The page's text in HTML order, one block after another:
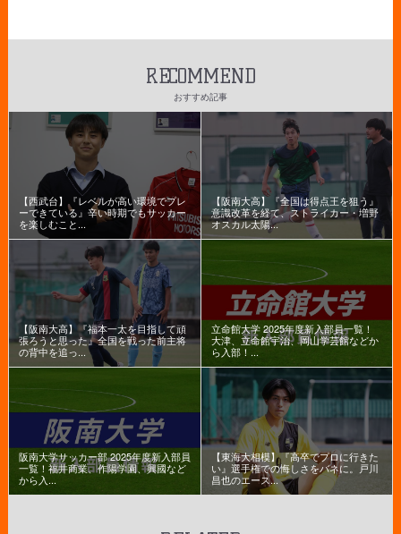
RECOMMEND
おすすめ記事
【西武台】『レベルが高い環境でプレ
ーできている』辛い時期でもサッカー
を楽しむこと...
【阪南大高】『全国は得点王を狙う』
意識改革を経て、ストライカー・増野
オスカル太陽...
【阪南大高】『福本一太を目指して頑
張ろうと思った』全国を戦った前主将
の背中を追っ...
立命館大学 2025年度新入部員一覧！
大津、立命館宇治、岡山学芸館などか
ら入部！...
阪南大学サッカー部 2025年度新入部員
一覧！福井商業、作陽学園、興國など
から入...
【東海大相模】『高卒でプロに行きた
い』選手権での悔しさをバネに。戸川
昌也のエース...